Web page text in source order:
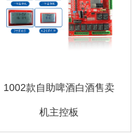
1002款自助啤酒白酒售卖
机主控板